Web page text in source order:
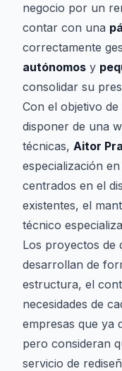
negocio por un
contar con una
correctamente
autónomos y
consolidar su
Con el objetivo
disponer de una
técnicas, Aitor
especialización en
centrados en el
existentes, el
técnico
Los proyectos de
desarrollan de
estructura, el
necesidades de
empresas que ya
pero consideran
servicio de